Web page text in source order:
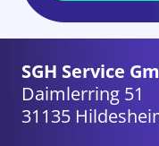
SGH Service
Daimlerring 51
31135